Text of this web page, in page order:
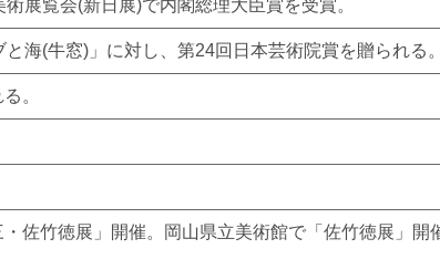
展覧会(新日展)で内閣総理大臣賞を受賞。
海(牛窓)」に対し、第24回日本芸術院賞を贈られる。
。
佐竹徳展」開催。岡山県立美術館で「佐竹徳展」開